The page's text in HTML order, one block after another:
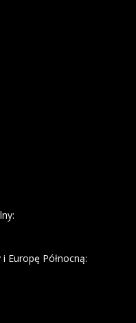
Europę Północną: